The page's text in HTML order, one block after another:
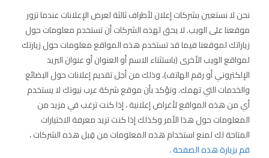
نحن لا نستعين بشركات إعلان لأطراف ثالثة لعرض الإعلانات عندما تزور
موقعنا على الويب. لا يحق لهذه الشركات أن تستخدم معلومات حول
زياراتك لموقعنا فيما قد تستخدم هذه المواقع معلومات حول زيارتك
لمواقع الويب الأخرى (باستثناء الاسم أو العنوان أو عنوان البريد
الإلكتروني أو رقم الهاتف)، وذلك من أجل تقديم إعلانات حول البضائع
والخدمات التي تهمك. ونؤكد بأن موقع شركة عرب نيوتك لا يستخدم
أي من هذه المواقع لأغراض إعلانية ، إذا كنت ترغب في مزيد من
المعلومات حول هذا الأمر وكذلك إذا كنت تريد معرفة الاختيارات
المتاحة لك لمنع استخدام هذه المعلومات من قِبل هذه الشركات ،
قم بزيارة هذه الصفحة.